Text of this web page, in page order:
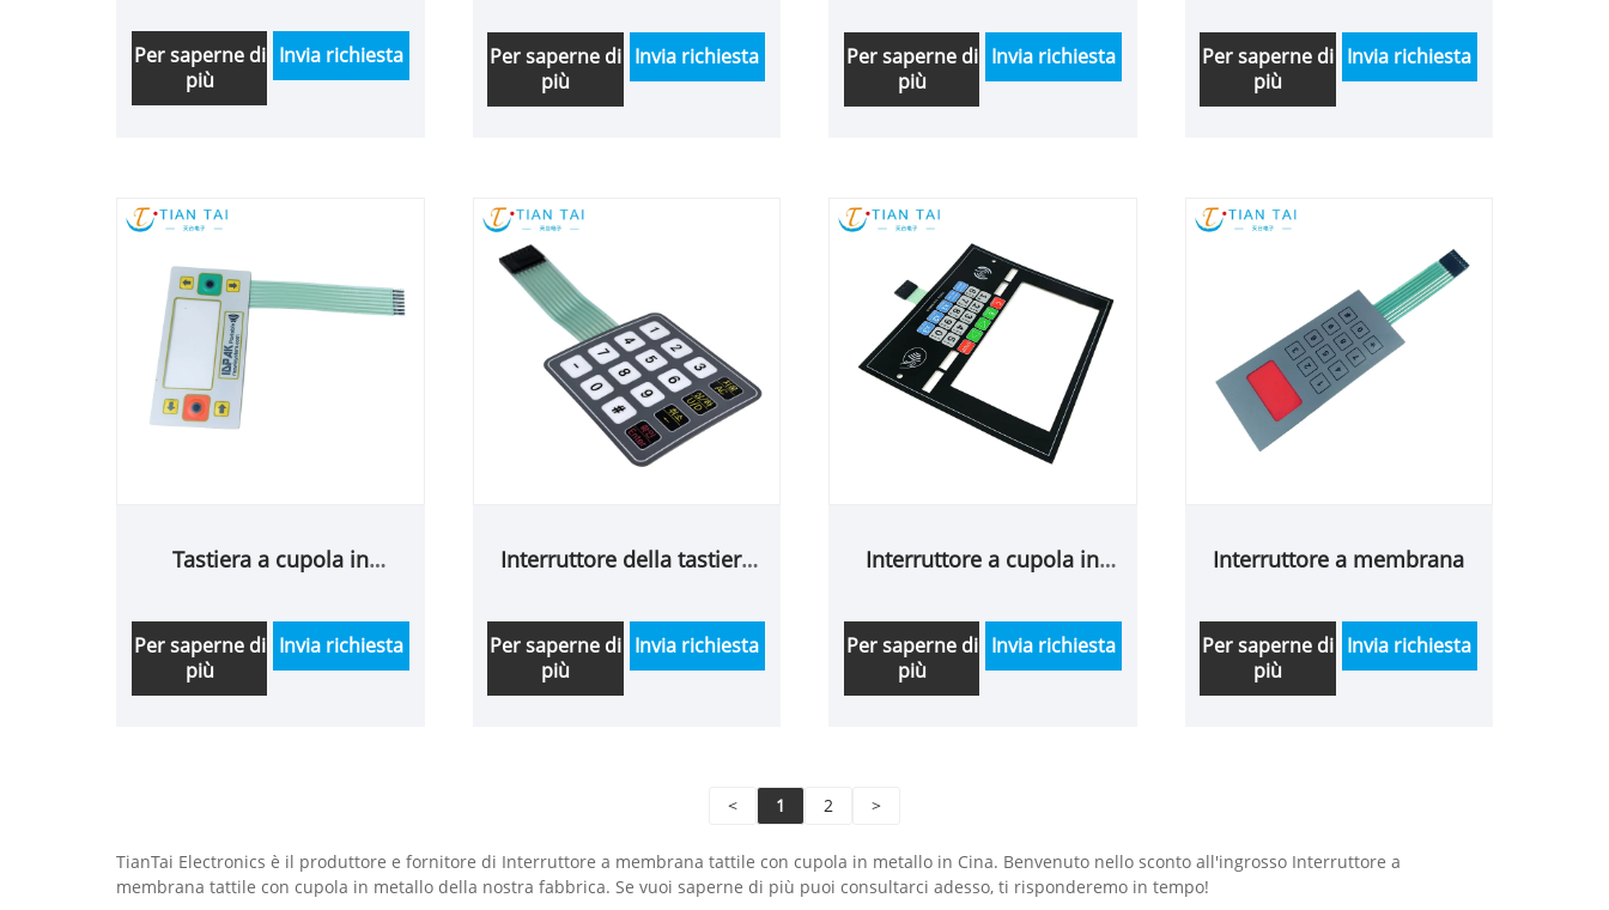
apparecchiature di
fabbrica personalizzati
Per saperne di
più
Invia richiesta
Per saperne di
più
Invia richiesta
Per saperne di
più
Invia richiesta
d'oro
Per saperne di
più
Invia richiesta
Tastiera a cupola in
trasparente
Per saperne di
più
Invia richiesta
Interruttore della tastiera
Per saperne di
più
Invia richiesta
Interruttore a cupola in
Per saperne di
più
Invia richiesta
Interruttore a membrana
Per saperne di
più
Invia richiesta
< 1 2 >
TianTai Electronics è il produttore e fornitore di Interruttore a membrana tattile con cupola in metallo in Cina. Benvenuto nello sconto all'ingrosso Interruttore a
membrana tattile con cupola in metallo della nostra fabbrica. Se vuoi saperne di più puoi consultarci adesso, ti risponderemo in tempo!